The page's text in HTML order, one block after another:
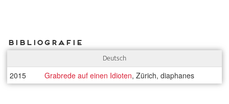
Bibliografie
Deutsch
2015 Grabrede auf einen Idioten, Zürich, diaphanes